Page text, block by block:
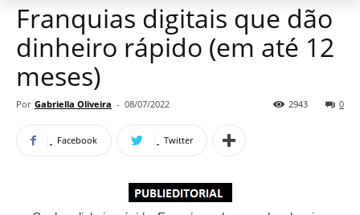
Franquias digitais que dão
dinheiro rápido (em até 12
meses)
Por Gabriella Oliveira - 08/07/2022 0
2943
Facebook Twitter